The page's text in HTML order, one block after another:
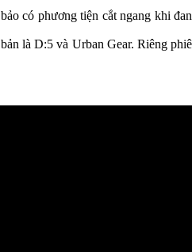
có phương tiện cắt ngang khi
là D:5 và Urban Gear. Riêng